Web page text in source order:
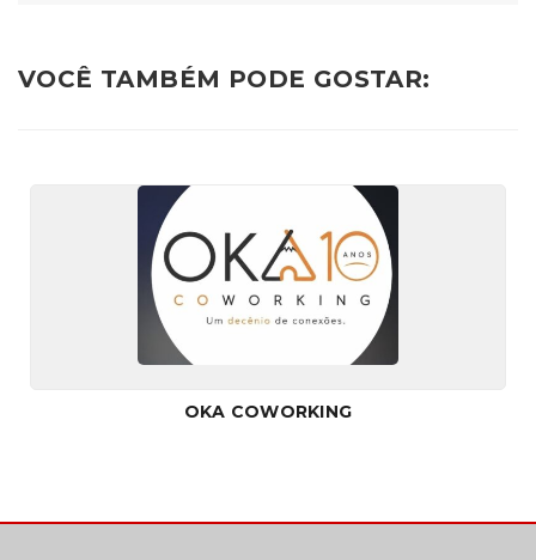
VOCÊ TAMBÉM PODE GOSTAR:
OKA COWORKING